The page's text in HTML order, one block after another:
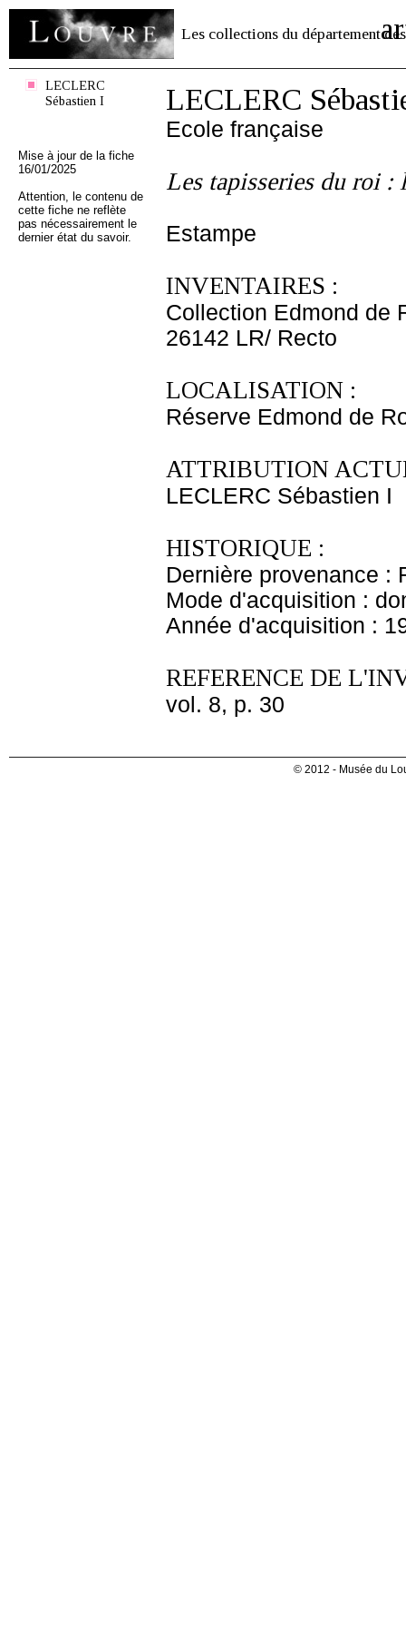
Les collections du département des
LECLERC
Sébastien I
Mise à jour de la fiche
16/01/2025
Attention, le contenu de
cette fiche ne reflète
pas nécessairement le
dernier état du savoir.
LECLERC
Ecole française
Les tapisseries du roi :
Estampe
INVENTAIRES :
Collection Edmond de
26142 LR/ Recto
LOCALISATION :
Réserve Edmond de
ATTRIBUTION
LECLERC Sébastien I
HISTORIQUE :
Dernière provenance :
Mode d'acquisition :
Année d'acquisition :
REFERENCE DE
vol. 8, p. 30
© 2012 - Musée du